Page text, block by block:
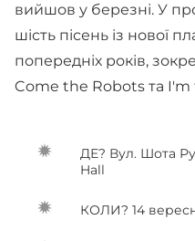
вийшов у березні. У
шість пісень із нової
попередніх років,
Come the Robots та
ДЕ? Вул. Шота
Hall
КОЛИ? 14